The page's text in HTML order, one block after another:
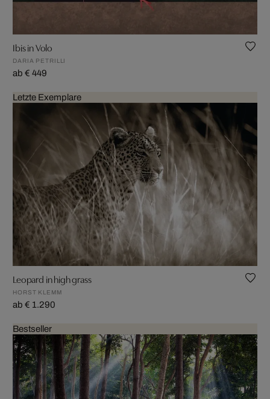
Ibis in Volo
DARIA PETRILLI
ab € 449
Letzte Exemplare
Leopard in high grass
HORST KLEMM
ab € 1.290
Bestseller